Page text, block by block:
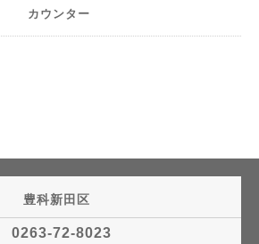
カウンター
豊科新田区
0263-72-8023